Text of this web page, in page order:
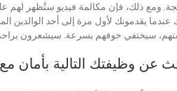
ومع ذلك، فإن مكالمة فيديو ستُظهر لهم
عندما يقدمونك لأول مرة إلى أحد الوالدين
سيختفي خوفهم بسرعة. سيشعرون براحة
عن وظيفتك التالية بأمان مع